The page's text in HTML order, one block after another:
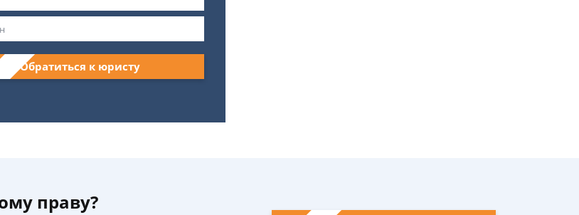
Обратиться к юристу
праву?